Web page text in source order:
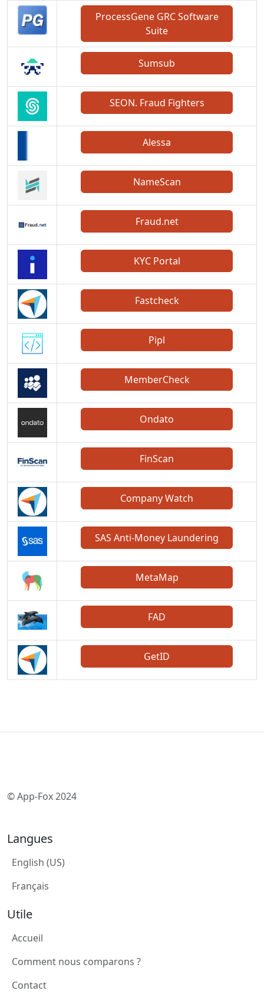
ProcessGene GRC Software
Suite
Sumsub
SEON. Fraud Fighters
Alessa
NameScan
Fraud.net
KYC Portal
Fastcheck
Pipl
MemberCheck
Ondato
FinScan
Company Watch
SAS Anti-Money Laundering
MetaMap
FAD
GetID
© App-Fox 2024
Langues
English (US)
Français
Utile
Accueil
Comment nous comparons ?
Contact